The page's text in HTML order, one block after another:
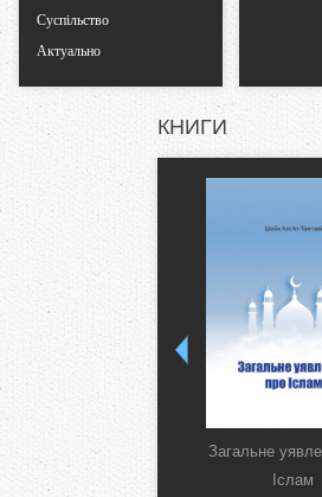
Суспільство
Актуально
КНИГИ
Загальне
Іслам